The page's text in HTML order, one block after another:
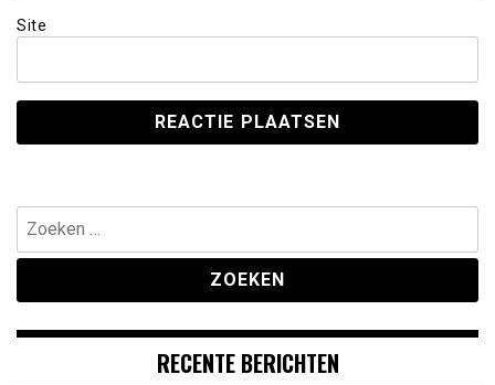
Site
Zoeken
naar:
RECENTE BERICHTEN